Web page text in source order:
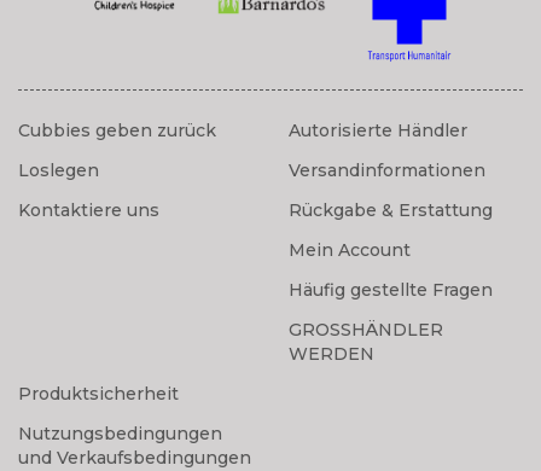
Cubbies geben zurück
Loslegen
Kontaktiere uns
Autorisierte Händler
Versandinformationen
Rückgabe & Erstattung
Mein Account
Häufig gestellte Fragen
GROSSHÄNDLER
WERDEN
Produktsicherheit
Nutzungsbedingungen
und Verkaufsbedingungen